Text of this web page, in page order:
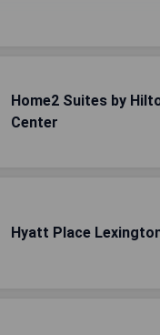
Home2 Suites by
Center
Hyatt Place